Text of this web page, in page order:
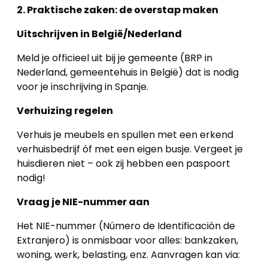
2. Praktische zaken: de overstap maken
Uitschrijven in België/Nederland
Meld je officieel uit bij je gemeente (BRP in
Nederland, gemeentehuis in België) dat is nodig
voor je inschrijving in Spanje.
Verhuizing regelen
Verhuis je meubels en spullen met een erkend
verhuisbedrijf óf met een eigen busje. Vergeet je
huisdieren niet – ook zij hebben een paspoort
nodig!
Vraag je NIE-nummer aan
Het NIE-nummer (Número de Identificación de
Extranjero) is onmisbaar voor alles: bankzaken,
woning, werk, belasting, enz. Aanvragen kan via: